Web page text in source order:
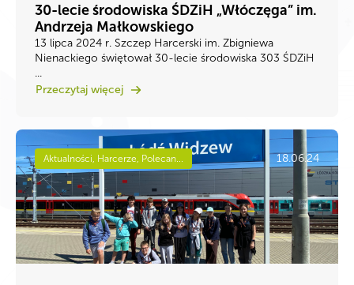
30-lecie środowiska ŚDZiH „Włóczęga” im.
Andrzeja Małkowskiego
13 lipca 2024 r. Szczep Harcerski im. Zbigniewa
Nienackiego świętował 30-lecie środowiska 303 ŚDZiH
...
Przeczytaj więcej
Aktualności, Harcerze, Polecan... 18.06.24